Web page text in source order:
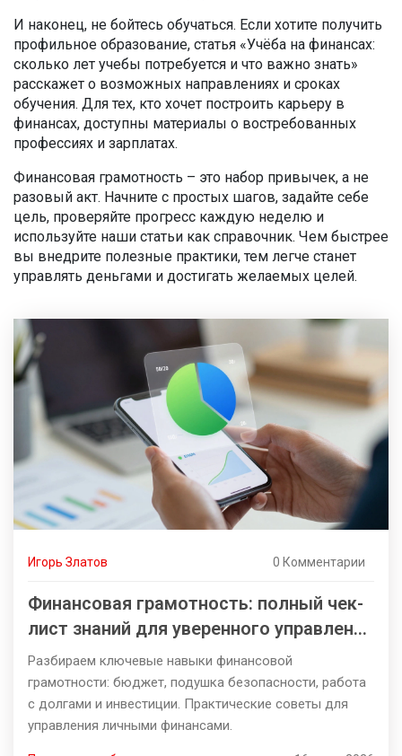
И наконец, не бойтесь обучаться. Если хотите получить
профильное образование, статья «Учёба на финансах:
сколько лет учебы потребуется и что важно знать»
расскажет о возможных направлениях и сроках
обучения. Для тех, кто хочет построить карьеру в
финансах, доступны материалы о востребованных
профессиях и зарплатах.
Финансовая грамотность – это набор привычек, а не
разовый акт. Начните с простых шагов, задайте себе
цель, проверяйте прогресс каждую неделю и
используйте наши статьи как справочник. Чем быстрее
вы внедрите полезные практики, тем легче станет
управлять деньгами и достигать желаемых целей.
Игорь Златов 0 Комментарии
Финансовая грамотность: полный чек-
лист знаний для уверенного управления
деньгами
Разбираем ключевые навыки финансовой
грамотности: бюджет, подушка безопасности, работа
с долгами и инвестиции. Практические советы для
управления личными финансами.